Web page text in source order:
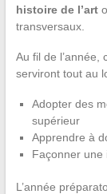
histoire de l’art
transversaux.
Au fil de l’année,
serviront tout au
Adopter des
supérieur
Apprendre à
Façonner une
L’année